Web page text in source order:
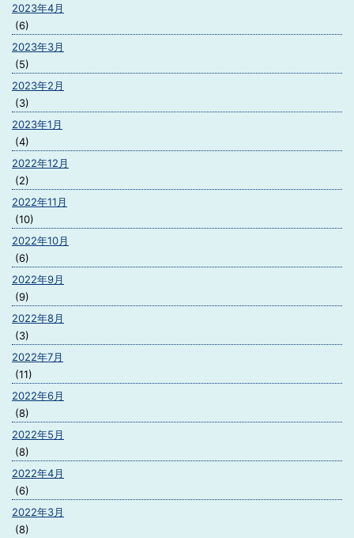
2023年4月
(6)
2023年3月
(5)
2023年2月
(3)
2023年1月
(4)
2022年12月
(2)
2022年11月
(10)
2022年10月
(6)
2022年9月
(9)
2022年8月
(3)
2022年7月
(11)
2022年6月
(8)
2022年5月
(8)
2022年4月
(6)
2022年3月
(8)